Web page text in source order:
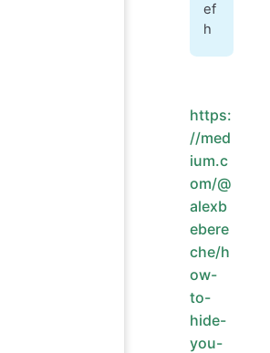
ef
h
https:
//med
ium.c
om/@
alexb
ebere
che/h
ow-
to-
hide-
you-